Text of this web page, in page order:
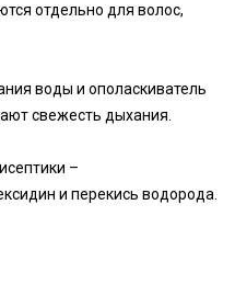
отдельно для волос,
воды и ополаскиватель
свежесть дыхания.
–
и перекись водорода.